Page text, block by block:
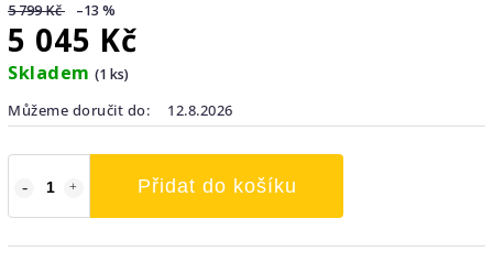
5 799 Kč –13 %
5 045 Kč
Skladem (1 ks)
Můžeme doručit do:
12.8.2026
Přidat do košíku